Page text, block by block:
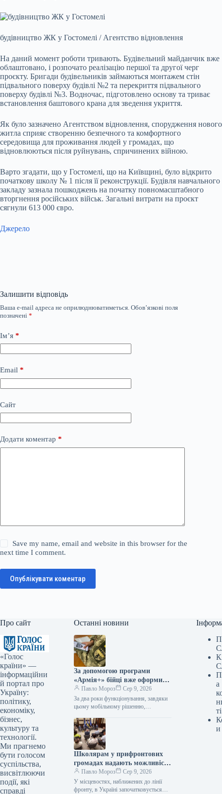
будівництво ЖК у Гостомелі / Агентство відновлення
На даний момент роботи тривають. Будівельний майданчик вже
облаштовано, і розпочато реалізацію першої та другої черг
проєкту. Бригади будівельників займаються монтажем стін
підвального поверху будівлі №2 та перекриття підвального
поверху будівлі №3. Водночас, підготовлено основу та триває
встановлення баштового крана для зведення укриття.
Як було зазначено Агентством відновлення, спорудження нового
житла сприяє створенню безпечного та комфортного
середовища для проживання людей у громадах, що
відновлюються після руйнувань, спричинених війною.
Варто згадати, що у Гостомелі, що на Київщині, було відкрито
початкову школу № 1 після її реконструкції. Будівля навчального
закладу зазнала пошкоджень на початку повномасштабного
вторгнення російських військ. Загальні витрати на проєкт
сягнули 613 000 євро.
Джерело
Залишити відповідь
Ваша e-mail адреса не оприлюднюватиметься. Обов’язкові поля
позначені *
Ім’я *
Email *
Сайт
Додати коментар *
Save my name, email and website in this browser for the
next time I comment.
Опублікувати коментар
Про сайт
«Голос
країни» —
інформаційни
й портал про
Україну:
політику,
економіку,
бізнес,
культуру та
технології.
Ми прагнемо
бути голосом
суспільства,
висвітлюючи
події, які
справді
Останні новини
За допомогою програми
«Армія+» бійці вже оформили
майже 3 мільйони рапортів.
Павло Мороз
Сер 9, 2026
За два роки функціонування, завдяки
цьому мобільному рішенню,
приблизно 3 мільйони рапортів. За
інформацією, наданою Укрінформом,
це…
Школярам у прифронтових
громадах надають можливість
безпечно діставатися до
навчальних закладів завдяки
новій програмі «Безпечний
Павло Мороз
Сер 9, 2026
У місцевостях, наближених до лінії
фронту, в Україні започатковується
а
ті
и